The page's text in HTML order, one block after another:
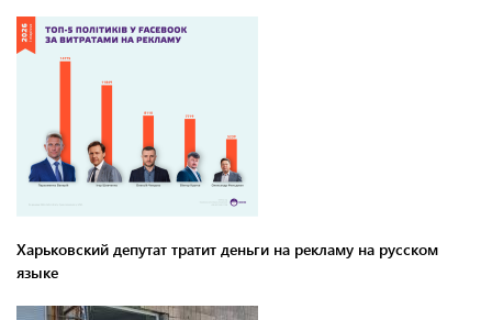
Харьковский депутат тратит деньги на рекламу на русском
языке